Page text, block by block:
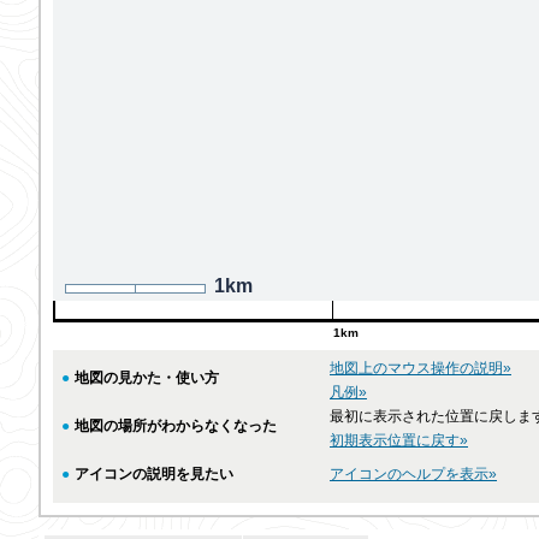
1km
1km
● 地図の見かた・使い方
地図上のマウス操作の説明»
凡例»
● 地図の場所がわからなくなった
最初に表示された位置に戻しま
初期表示位置に戻す»
● アイコンの説明を見たい アイコンのヘルプを表示»